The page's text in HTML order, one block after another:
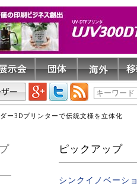
3Dプリンターで伝統文様を立体化
ピックアップ
シンクイノベーショ